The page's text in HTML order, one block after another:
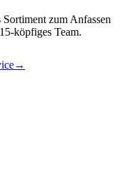
zum Anfassen
köpfiges Team.
→